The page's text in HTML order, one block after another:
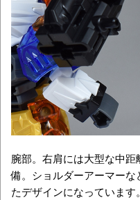
腕部。右肩には大型な中
備。ショルダーアーマー
たデザインになっています。